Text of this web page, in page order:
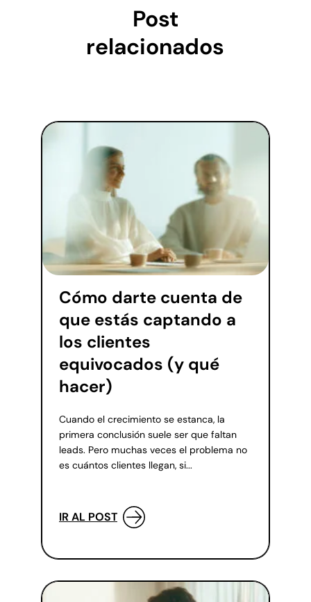
Post
relacionados
Cómo darte cuenta de
que estás captando a
los clientes
equivocados (y qué
hacer)
Cuando el crecimiento se estanca, la
primera conclusión suele ser que faltan
leads. Pero muchas veces el problema no
es cuántos clientes llegan, si...
IR AL POST